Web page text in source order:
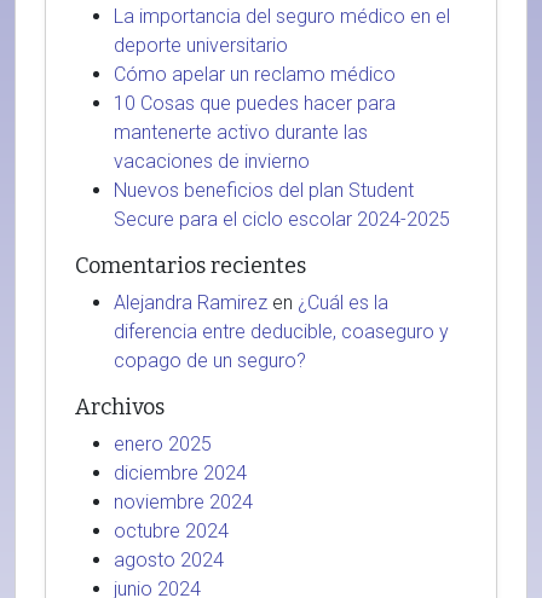
La importancia del seguro médico en el
deporte universitario
Cómo apelar un reclamo médico
10 Cosas que puedes hacer para
mantenerte activo durante las
vacaciones de invierno
Nuevos beneficios del plan Student
Secure para el ciclo escolar 2024-2025
Comentarios recientes
Alejandra Ramirez en ¿Cuál es la
diferencia entre deducible, coaseguro y
copago de un seguro?
Archivos
enero 2025
diciembre 2024
noviembre 2024
octubre 2024
agosto 2024
junio 2024